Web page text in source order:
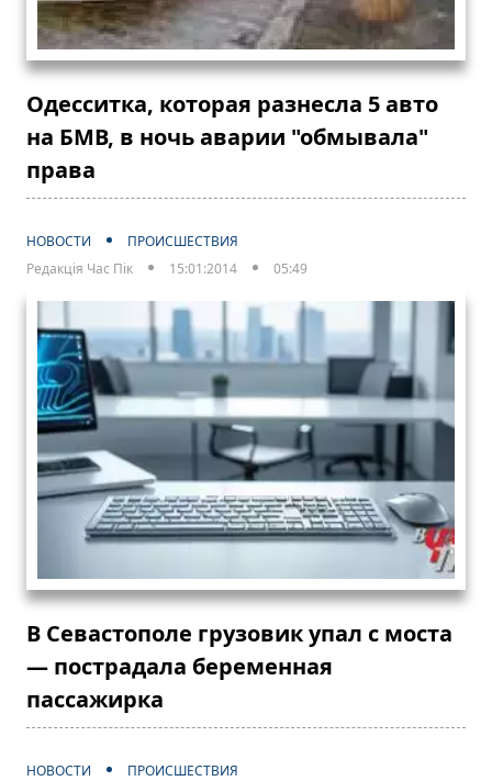
Одесситка, которая разнеслa 5 авто
на БМВ, в ночь аварии "обмывала"
права
НОВОСТИ
ПРОИСШЕСТВИЯ
Редакція Час Пік
15:01:2014 05:49
В Севастополе грузовик упал с моста
— пострадала беременная
пассажирка
НОВОСТИ
ПРОИСШЕСТВИЯ